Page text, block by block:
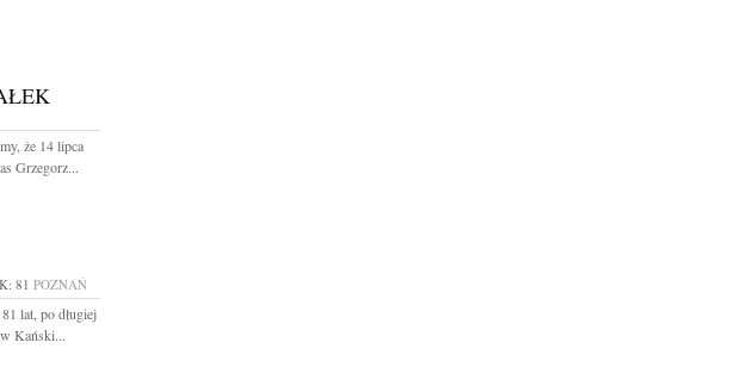
że 14 lipca
Grzegorz...
81 POZNAŃ
lat, po długiej
Kański...